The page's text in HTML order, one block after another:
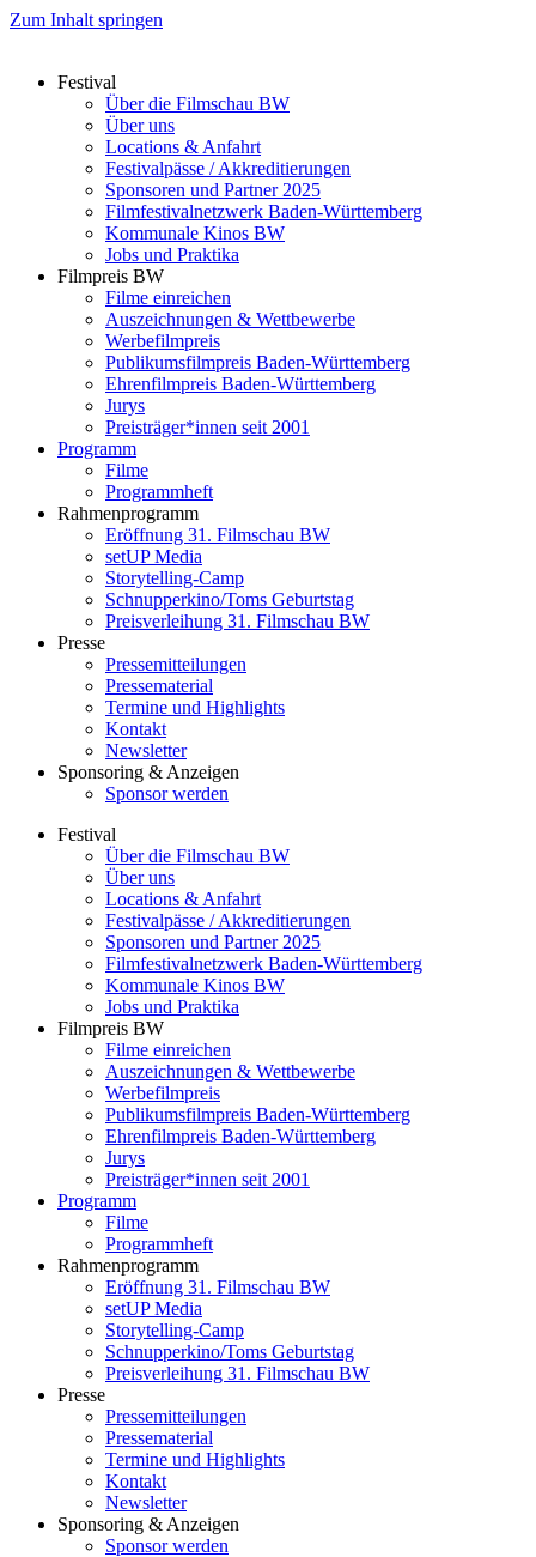
Zum Inhalt springen
Festival
Über die Filmschau BW
Über uns
Locations & Anfahrt
Festivalpässe / Akkreditierungen
Sponsoren und Partner 2025
Filmfestivalnetzwerk ­Baden-Württemberg
Kommunale Kinos BW
Jobs und Praktika
Filmpreis BW
Filme einreichen
Auszeichnungen & Wettbewerbe
Werbefilmpreis
Publikumsfilmpreis Baden-Württemberg
Ehrenfilmpreis Baden-Württemberg
Jurys
Preisträger*innen seit 2001
Programm
Filme
Programmheft
Rahmenprogramm
Eröffnung 31. Filmschau BW
setUP Media
Storytelling-Camp
Schnupperkino/Toms Geburtstag
Preisverleihung 31. Filmschau BW
Presse
Pressemitteilungen
Pressematerial
Termine und Highlights
Kontakt
Newsletter
Sponsoring & Anzeigen
Sponsor werden
Festival
Über die Filmschau BW
Über uns
Locations & Anfahrt
Festivalpässe / Akkreditierungen
Sponsoren und Partner 2025
Filmfestivalnetzwerk ­Baden-Württemberg
Kommunale Kinos BW
Jobs und Praktika
Filmpreis BW
Filme einreichen
Auszeichnungen & Wettbewerbe
Werbefilmpreis
Publikumsfilmpreis Baden-Württemberg
Ehrenfilmpreis Baden-Württemberg
Jurys
Preisträger*innen seit 2001
Programm
Filme
Programmheft
Rahmenprogramm
Eröffnung 31. Filmschau BW
setUP Media
Storytelling-Camp
Schnupperkino/Toms Geburtstag
Preisverleihung 31. Filmschau BW
Presse
Pressemitteilungen
Pressematerial
Termine und Highlights
Kontakt
Newsletter
Sponsoring & Anzeigen
Sponsor werden